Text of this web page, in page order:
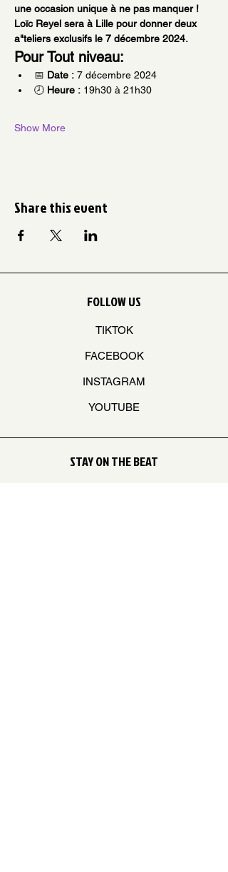
une occasion unique à ne pas manquer !
Loïc Reyel sera à Lille pour donner deux
a"teliers exclusifs le 7 décembre 2024.
Pour Tout niveau:
📅 Date : 7 décembre 2024
🕗 Heure : 19h30 à 21h30
Show More
Share this event
FOLLOW US
TIKTOK
FACEBOOK
INSTAGRAM
YOUTUBE
STAY ON THE BEAT